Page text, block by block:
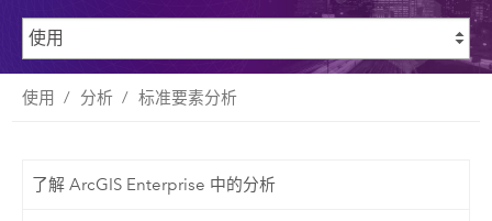
使用 分析 标准要素分析
了解 ArcGIS Enterprise 中的分析